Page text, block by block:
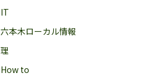
IT
六本木ローカル情報
理
How to